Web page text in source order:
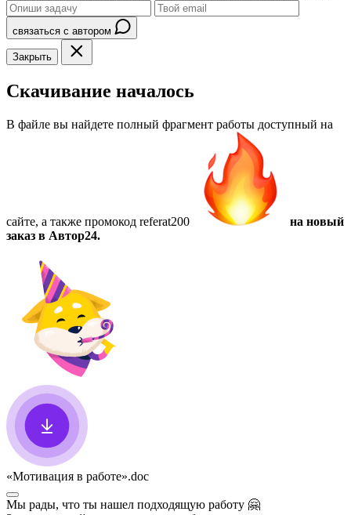
связаться с автором
Закрыть
Скачивание началось
В файле вы найдете полный фрагмент работы доступный на
сайте, а также промокод referat200
на новый
заказ в Автор24.
«Мотивация в работе».doc
Мы рады, что ты нашел подходящую работу 🤗